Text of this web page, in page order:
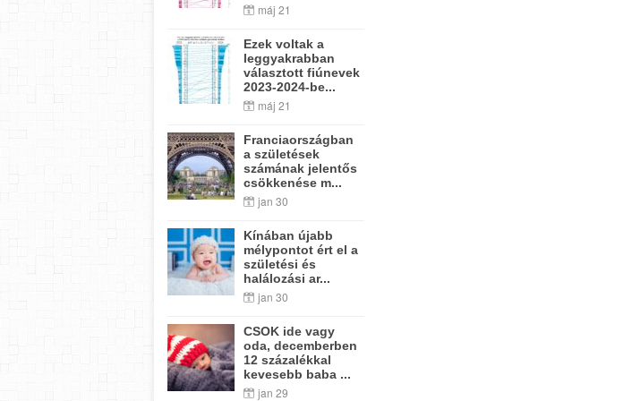
máj 21
Ezek voltak a
leggyakrabban
választott fiúnevek
2023-2024-be...
máj 21
Franciaországban
a születések
számának jelentős
csökkenése m...
jan 30
Kínában újabb
mélypontot ért el a
születési és
halálozási ar...
jan 30
CSOK ide vagy
oda, decemberben
12 százalékkal
kevesebb baba ...
jan 29